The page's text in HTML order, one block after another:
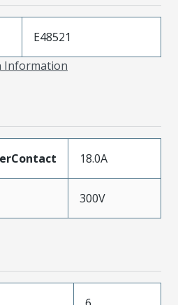
E48521
Information
18.0A
300V